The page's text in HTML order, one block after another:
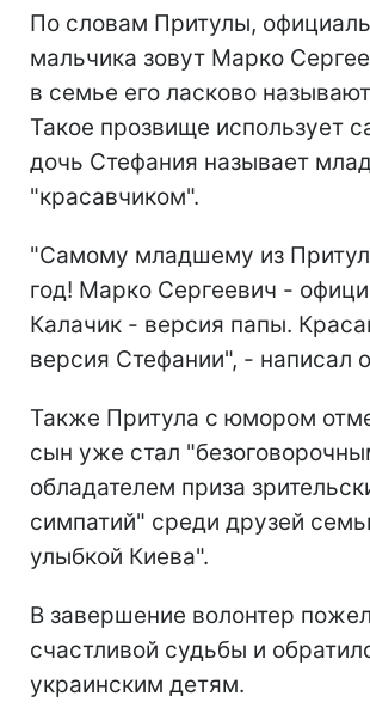
По словам Притулы,
мальчика зовут Марко
в семье его ласково
Такое прозвище использует
дочь Стефания называет
"красавчиком".
"Самому младшему из Притул
год! Марко Сергеевич -
Калачик - версия папы.
версия Стефании", - написал
Также Притула с юмором
сын уже стал
обладателем приза
симпатий" среди друзей
улыбкой Киева".
В завершение волонтер
счастливой судьбы и
украинским детям.